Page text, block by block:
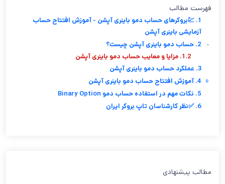
فهرست مطالب
1. 💹بروکرهای حساب دمو باینری آپشن - آموزش افتتاح حساب
آزمایشی باینری آپشن
2. حساب دمو باینری آپشن چیست؟
-
1.2. مزایا و معایب حساب دمو باینری آپشن
3. عملکرد حساب دمو باینری آپشن
4. آموزش افتتاح حساب دمو باینری آپشن +
5. نکات مهم در استفاده حساب دمو Binary Option
6. ✅نظر کارشناسان تاپ بروکر ایران
مطالب پیشنهادی